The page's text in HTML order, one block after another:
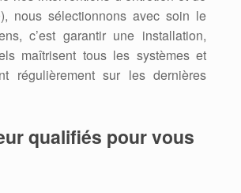
nous sélectionnons avec soin le
c’est garantir une installation,
maîtrisent tous les systèmes et
régulièrement sur les dernières
qualifiés pour vous